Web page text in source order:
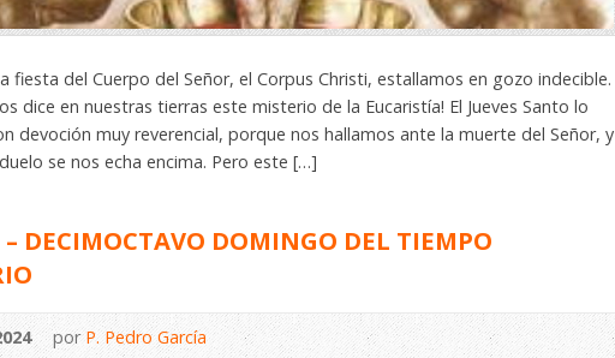
fiesta del Cuerpo del Señor, el Corpus Christi, estallamos en gozo indecible.
dice en nuestras tierras este misterio de la Eucaristía! El Jueves Santo lo
devoción muy reverencial, porque nos hallamos ante la muerte del Señor, y
se nos echa encima. Pero este […]
DECIMOCTAVO DOMINGO DEL TIEMPO
por P. Pedro García